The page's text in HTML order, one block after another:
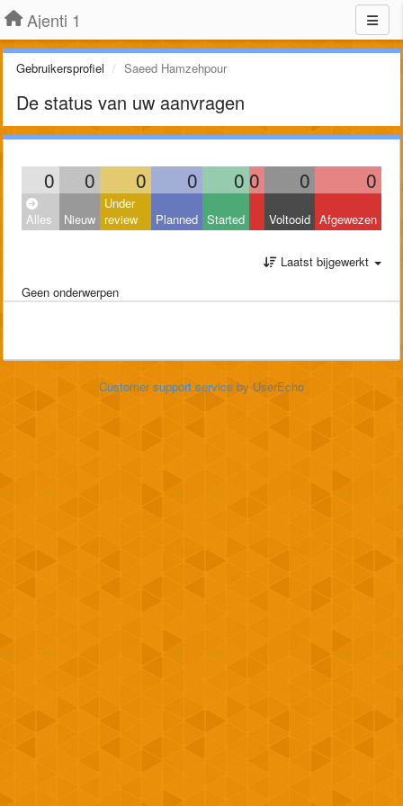
Ajenti 1
Gebruikersprofiel Saeed Hamzehpour
De status van uw aanvragen
0 0 0 0 0 0 0 0
Alles Nieuw
Under
review
Planned Started Voltooid Afgewezen
Laatst bijgewerkt
Geen onderwerpen
Customer support service by UserEcho